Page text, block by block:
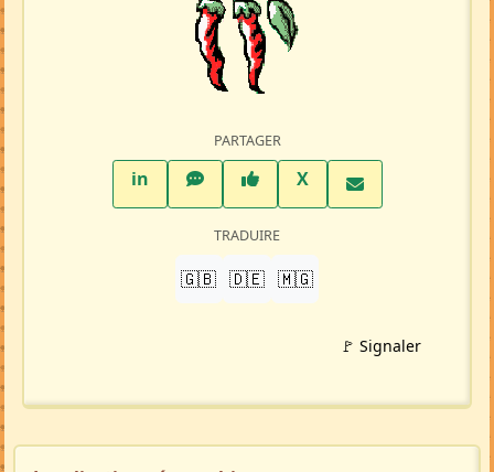
PARTAGER
inLinkedInWhatsAppFacebook
XTwitter X
TRADUIRE
🇬🇧 🇩🇪 🇲🇬
🚩 Signaler